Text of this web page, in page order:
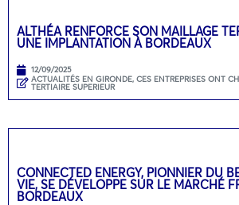
ALTHÉA RENFORCE SON MAILLAGE
UNE IMPLANTATION À BORDEAUX
12/09/2025
ACTUALITÉS EN GIRONDE, CES ENTREPRISES ONT
TERTIAIRE SUPERIEUR
CONNECTED ENERGY, PIONNIER DU
VIE, SE DÉVELOPPE SUR LE MARCHÉ
BORDEAUX